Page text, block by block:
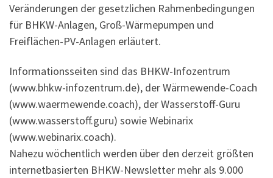
Veränderungen der gesetzlichen Rahmenbedingungen
für BHKW-Anlagen, Groß-Wärmepumpen und
Freiflächen-PV-Anlagen erläutert.
Informationsseiten sind das BHKW-Infozentrum
(www.bhkw-infozentrum.de), der Wärmewende-Coach
(www.waermewende.coach), der Wasserstoff-Guru
(www.wasserstoff.guru) sowie Webinarix
(www.webinarix.coach).
Nahezu wöchentlich werden über den derzeit größten
internetbasierten BHKW-Newsletter mehr als 9.000